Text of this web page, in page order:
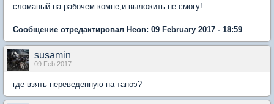
сломаный на рабочем компе,и выложить не смогу!
Сообщение отредактировал Heon: 09 February 2017 - 18:59
susamin
09 Feb 2017
где взять переведенную на таноэ?